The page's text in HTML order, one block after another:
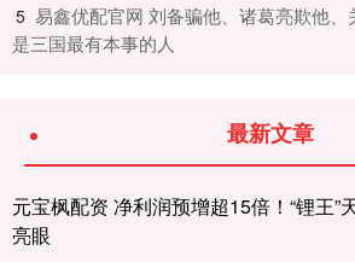
5 易鑫优配官网 刘备骗他、诸葛亮欺他
是三国最有本事的人
最新文章
元宝枫配资 净利润预增超15倍！“锂王”
亮眼